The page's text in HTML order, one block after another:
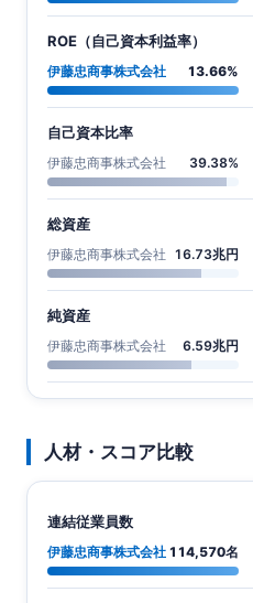
ROE（自己資本利益率）
伊藤忠商事株式会社 13.66%
自己資本比率
伊藤忠商事株式会社 39.38%
総資産
伊藤忠商事株式会社 16.73兆円
純資産
伊藤忠商事株式会社 6.59兆円
人材・スコア比較
連結従業員数
伊藤忠商事株式会社 114,570名